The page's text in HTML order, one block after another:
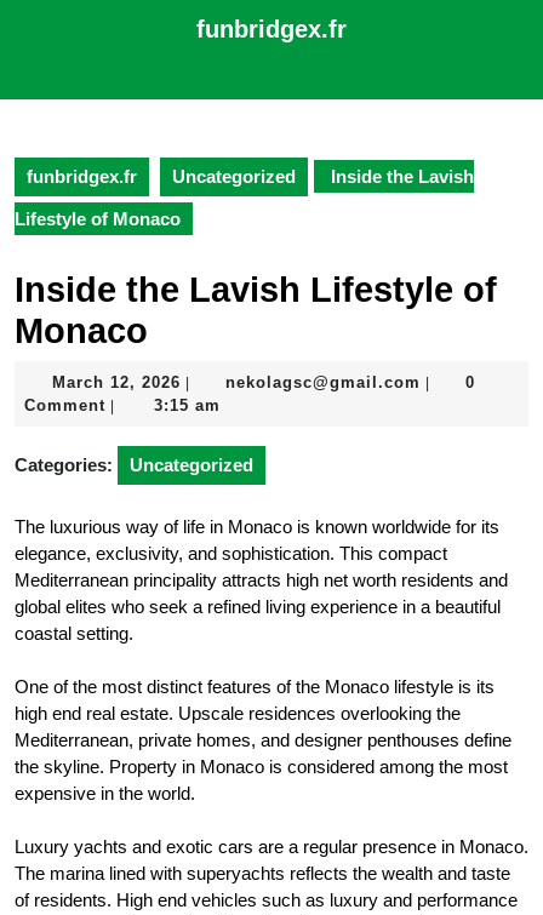
funbridgex.fr
Button
funbridgex.fr Uncategorized Inside the Lavish
Lifestyle of Monaco
Inside the Lavish Lifestyle of
Monaco
March 12, 2026 March
12,
nekolagsc@gmail.com
0
Comment
3:15 am
Categories: Uncategorized
The luxurious way of life in Monaco is known worldwide for its
elegance, exclusivity, and sophistication. This compact
Mediterranean principality attracts high net worth residents and
global elites who seek a refined living experience in a beautiful
coastal setting.
One of the most distinct features of the Monaco lifestyle is its
high end real estate. Upscale residences overlooking the
Mediterranean, private homes, and designer penthouses define
the skyline. Property in Monaco is considered among the most
expensive in the world.
Luxury yachts and exotic cars are a regular presence in Monaco.
The marina lined with superyachts reflects the wealth and taste
of residents. High end vehicles such as luxury and performance